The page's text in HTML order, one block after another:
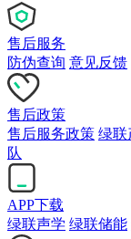
售后服务
防伪查询 意见反馈
售后政策
售后服务政策 绿联
队
APP下载
绿联声学 绿联储能